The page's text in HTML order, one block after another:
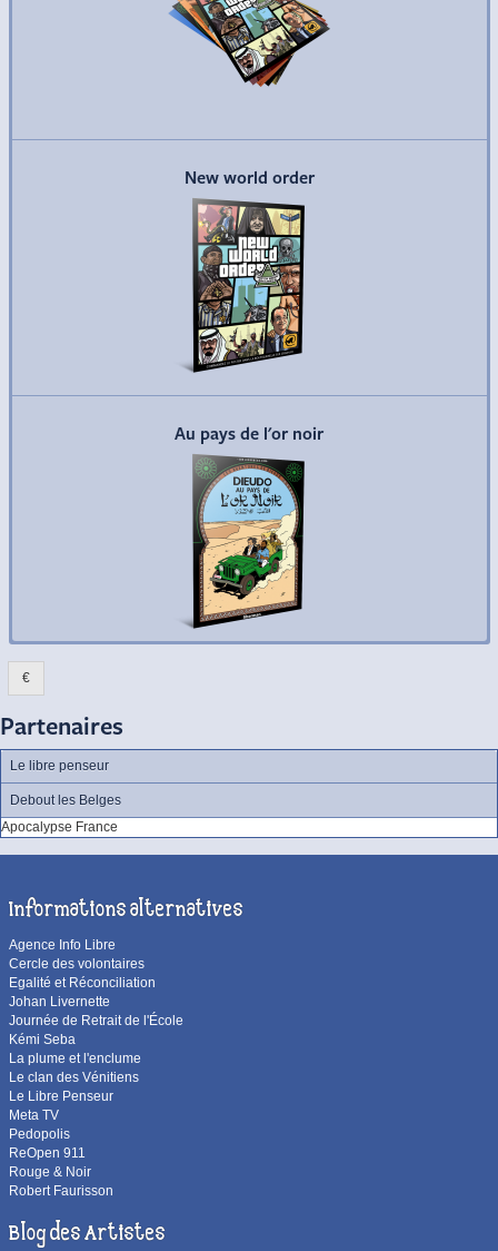
New world order
Commander
Au pays de l'or noir
Commander
€
Partenaires
Le libre penseur
Debout les Belges
Apocalypse France
Informations alternatives
Agence Info Libre
Cercle des volontaires
Egalité et Réconciliation
Johan Livernette
Journée de Retrait de l'École
Kémi Seba
La plume et l'enclume
Le clan des Vénitiens
Le Libre Penseur
Meta TV
Pedopolis
ReOpen 911
Rouge & Noir
Robert Faurisson
Blog des Artistes